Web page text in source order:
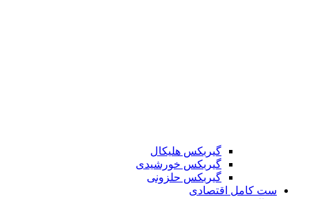
گیربکس هلیکال
گیربکس خورشیدی
گیربکس حلزونی
ست کامل اقتصادی